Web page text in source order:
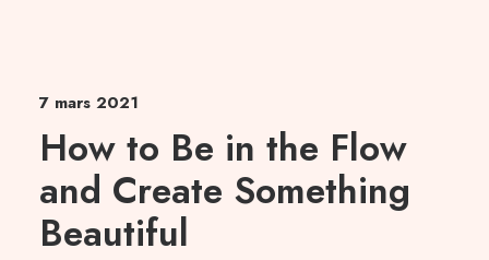
7 mars 2021
How to Be in the Flow
and Create Something
Beautiful